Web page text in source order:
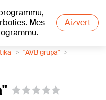
Mēs
Aizvērt
"AVB grupa"